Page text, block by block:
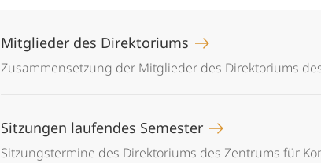
Mitglieder des Direktoriums
Zusammensetzung der Mitglieder des Direktoriums
Sitzungen laufendes Semester
Sitzungstermine des Direktoriums des Zentrums für